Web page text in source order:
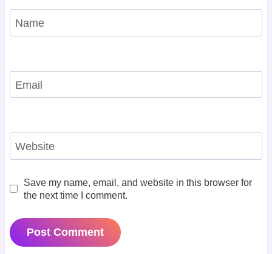
Name
Email
Website
Save my name, email, and website in this browser for
the next time I comment.